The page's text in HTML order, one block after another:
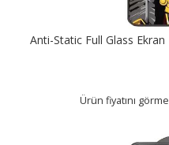
Anti-Static Full Glass
Ürün fiyatını